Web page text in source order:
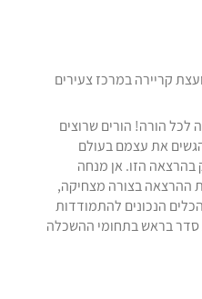
קריירה במרכז צעירים
לכל הורה! הורים שרוצים
את עצמם בעולם
בהרצאה הזו. אן מנחה
ההרצאה בצורה מצחיקה,
הנכונים להתמודדות
בראש בתחומי ההשכלה